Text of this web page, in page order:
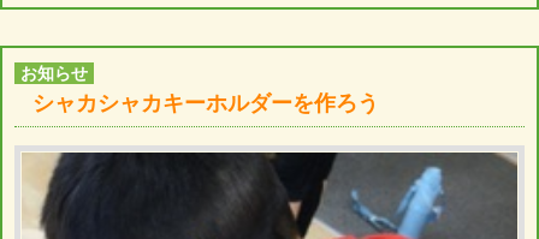
お知らせ
シャカシャカキーホルダーを作ろう